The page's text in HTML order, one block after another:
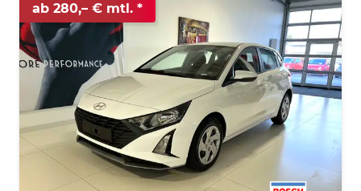
ab 280,– € mtl.